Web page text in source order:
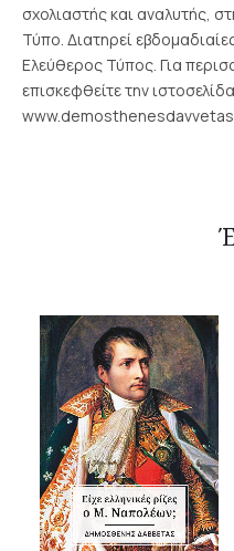
σχολιαστής και αναλυτής,
Τύπο. Διατηρεί
Ελεύθερος Τύπος. Για
επισκεφθείτε την